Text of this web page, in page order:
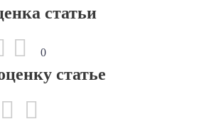
статьи
0
статье